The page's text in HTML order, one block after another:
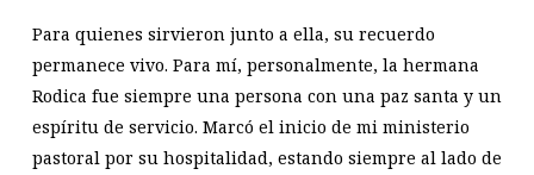
Para quienes sirvieron junto a ella, su recuerdo
permanece vivo. Para mí, personalmente, la hermana
Rodica fue siempre una persona con una paz santa y un
espíritu de servicio. Marcó el inicio de mi ministerio
pastoral por su hospitalidad, estando siempre al lado de